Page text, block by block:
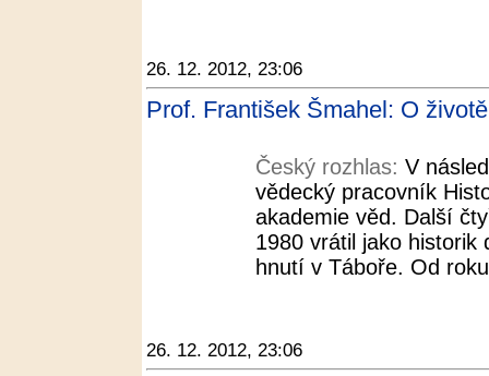
26. 12. 2012, 23:06
Prof. František Šmahel: O
Český rozhlas: V
vědecký pracovník
akademie věd. Další
1980 vrátil jako historik
hnutí v Táboře. Od
26. 12. 2012, 23:06